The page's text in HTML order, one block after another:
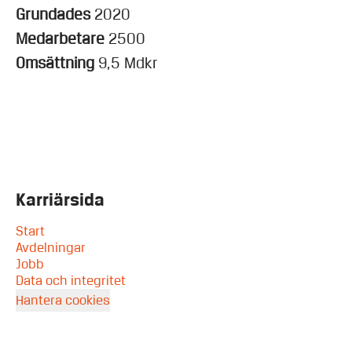
Grundades 2020
Medarbetare 2500
Omsättning 9,5 Mdkr
Karriärsida
Start
Avdelningar
Jobb
Data och integritet
Hantera cookies